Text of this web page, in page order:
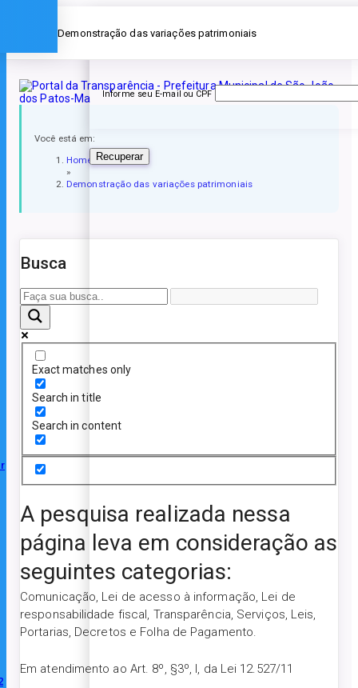
» Demonstração das variações patrimoniais
Você está em:
Home
»
Demonstração das variações patrimoniais
Busca
Exact matches only
Search in title
Search in content
A pesquisa realizada nessa
página leva em consideração as
seguintes categorias:
Comunicação, Lei de acesso à informação, Lei de
responsabilidade fiscal, Transparência, Serviços, Leis,
Portarias, Decretos e Folha de Pagamento.
Em atendimento ao Art. 8º, §3º, I, da Lei 12.527/11
Informe seu E-mail ou CPF
Recuperar